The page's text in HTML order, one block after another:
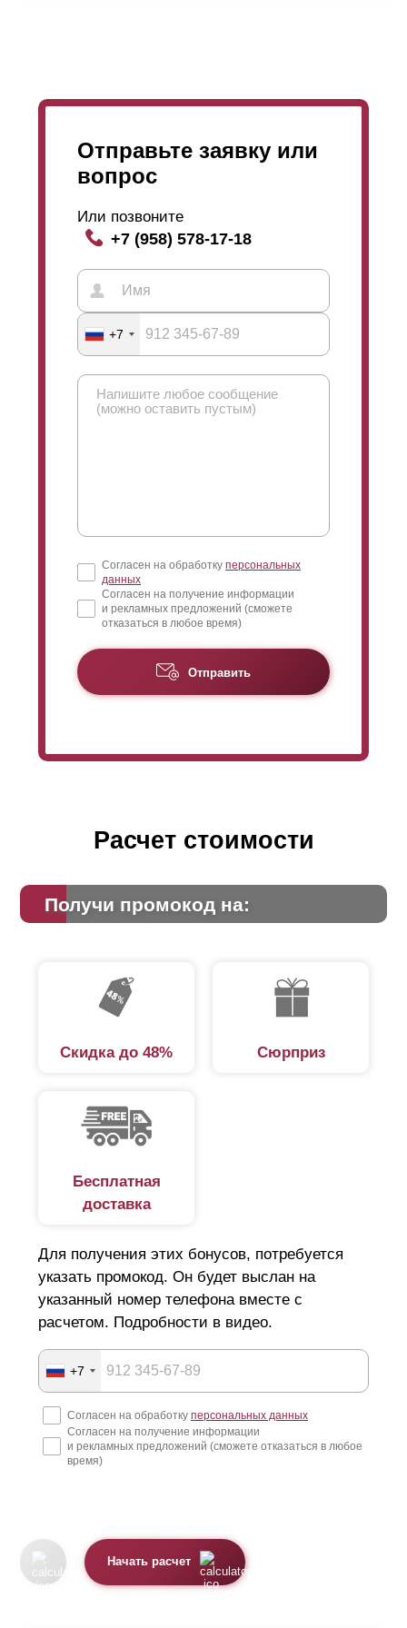
Отправьте заявку или
вопрос
Или позвоните
+7 (958) 578-17-18
+7
Согласен на обработку персональных
данных
Согласен на получение информации
и рекламных предложений (сможете
отказаться в любое время)
Отправить
Расчет стоимости
Получи промокод на:
Скидка до 48% Сюрприз
Бесплатная
доставка
Для получения этих бонусов, потребуется
указать промокод. Он будет выслан на
указанный номер телефона вместе с
расчетом. Подробности в видео.
+7
Согласен на обработку персональных данных
Согласен на получение информации
и рекламных предложений (сможете отказаться в любое
время)
Начать расчет